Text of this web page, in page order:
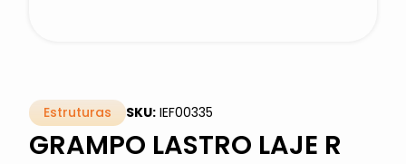
Estruturas SKU: IEF00335
GRAMPO LASTRO LAJE R